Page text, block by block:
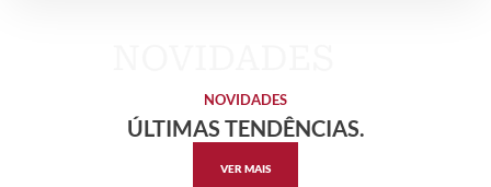
NOVIDADES
ÚLTIMAS TENDÊNCIAS.
VER MAIS